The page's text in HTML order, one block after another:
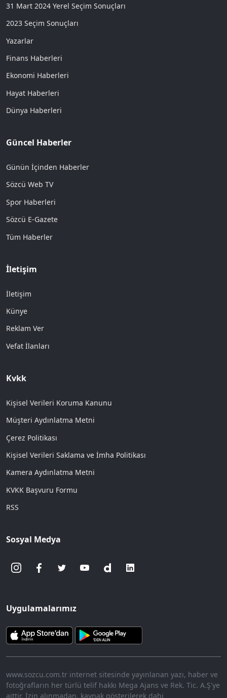
31 Mart 2024 Yerel Seçim Sonuçları
2023 Seçim Sonuçları
Yazarlar
Finans Haberleri
Ekonomi Haberleri
Hayat Haberleri
Dünya Haberleri
Güncel Haberler
Günün İçinden Haberler
Sözcü Web TV
Spor Haberleri
Sözcü E-Gazete
Tüm Haberler
İletişim
İletişim
Künye
Reklam Ver
Vefat İlanları
Kvkk
Kişisel Verileri Koruma Kanunu
Müşteri Aydınlatma Metni
Çerez Politikası
Kişisel Verileri Saklama ve İmha Politikası
Kamera Aydınlatma Metni
KVKK Başvuru Formu
RSS
Sosyal Medya
Uygulamalarımız
www.sozcu.com.tr internet sitesinde yayınlanan yazı, haber ve
fotoğrafların her türlü telif hakkı Mega Ajans ve Rek. Tic. A.Ş'ye
aittir. İzin alınmadan, kaynak gösterilerek dahi